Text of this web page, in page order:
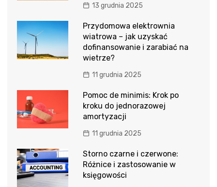
13 grudnia 2025
Przydomowa elektrownia
wiatrowa – jak uzyskać
dofinansowanie i zarabiać na
wietrze?
11 grudnia 2025
Pomoc de minimis: Krok po
kroku do jednorazowej
amortyzacji
11 grudnia 2025
Storno czarne i czerwone:
Różnice i zastosowanie w
księgowości